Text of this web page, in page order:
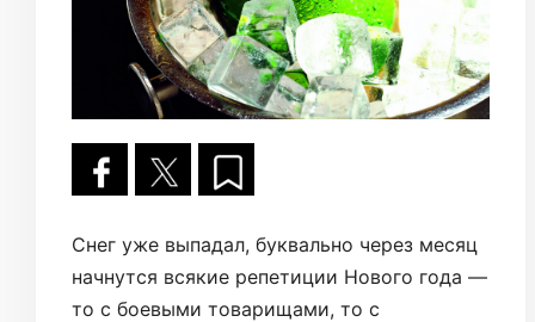
Снег уже выпадал, буквально через месяц
начнутся всякие репетиции Нового года —
то с боевыми товарищами, то с